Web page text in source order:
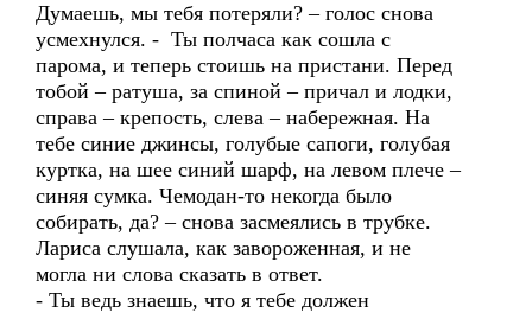
Думаешь, мы тебя потеряли? – голос снова
усмехнулся. - Ты полчаса как сошла с
парома, и теперь стоишь на пристани. Перед
тобой – ратуша, за спиной – причал и лодки,
справа – крепость, слева – набережная. На
тебе синие джинсы, голубые сапоги, голубая
куртка, на шее синий шарф, на левом плече –
синяя сумка. Чемодан-то некогда было
собирать, да? – снова засмеялись в трубке.
Лариса слушала, как завороженная, и не
могла ни слова сказать в ответ.
- Ты ведь знаешь, что я тебе должен